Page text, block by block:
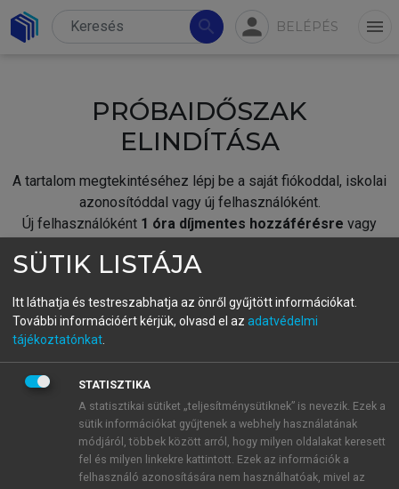
search person BELÉPÉS menu
PRÓBAIDŐSZAK
ELINDÍTÁSA
A tartalom megtekintéséhez lépj be a saját fiókoddal, iskolai
azonosítóddal vagy új felhasználóként.
Új felhasználóként 1 óra díjmentes hozzáférésre vagy
fiókoddal,vagy hozz létre új fiókot.
A regisztráció után apróbaidőszakautomatikusan
BELÉPÉS SAJÁT FIÓKKAL
ÚJ FIÓK LÉTREHOZÁSA
1 óra díjmentes hozzáférés
SÜTIK LISTÁJA
Itt láthatja és testreszabhatja az önről gyűjtött információkat.
További információért kérjük, olvasd el az adatvédelmi
tájékoztatónkat
STATISZTIKA
A statisztikai sütiket „teljesítménysütiknek” is nevezik. Ezek a
sütik információkat gyűjtenek a webhely használatának
módjáról, többek között arról, hogy milyen oldalakat keresett
fel és milyen linkekre kattintott. Ezek az információk a
felhasználó azonosítására nem használhatóak, mivel az